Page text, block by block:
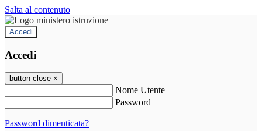
Salta al contenuto
Accedi
Accedi
button close ×
Nome Utente
Password
Password dimenticata?